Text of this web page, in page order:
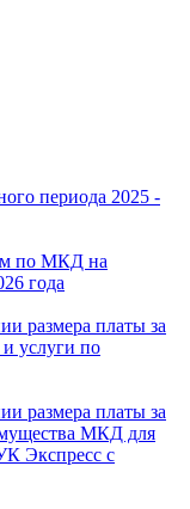
периода 2025 -
по МКД на
года
размера платы за
услуги по
размера платы за
МКД для
Экспресс с